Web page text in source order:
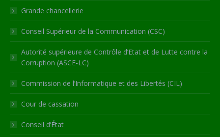
Grande chancellerie
Conseil Supérieur de la Communication (CSC)
Autorité supérieure de Contrôle d’Etat et de Lutte contre la
Corruption (ASCE-LC)
Commission de l’Informatique et des Libertés (CIL)
Cour de cassation
Conseil d’État